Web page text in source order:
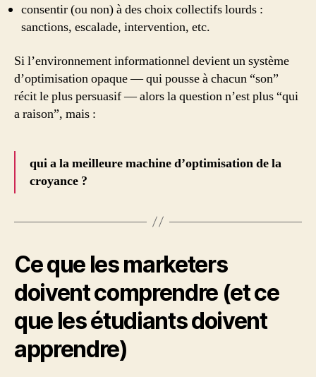
consentir (ou non) à des choix collectifs lourds :
sanctions, escalade, intervention, etc.
Si l’environnement informationnel devient un système
d’optimisation opaque — qui pousse à chacun “son”
récit le plus persuasif — alors la question n’est plus “qui
a raison”, mais :
qui a la meilleure machine d’optimisation de la
croyance ?
Ce que les marketers
doivent comprendre (et ce
que les étudiants doivent
apprendre)